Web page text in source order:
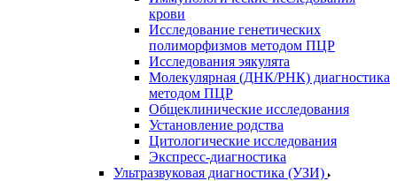
крови
Исследование генетических
полиморфизмов методом ПЦР
Исследования эякулята
Молекулярная (ДНК/РНК) диагностика
методом ПЦР
Общеклинические исследования
Установление родства
Цитологические исследования
Экспресс-диагностика
Ультразвуковая диагностика (УЗИ)